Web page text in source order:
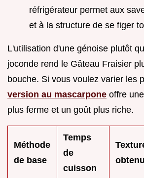
réfrigérateur permet aux
et à la structure de se figer
L'utilisation d'une génoise plutôt
joconde rend le Gâteau Fraisier
bouche. Si vous voulez varier les
version au mascarpone offre
plus ferme et un goût plus riche.
Méthode
de base
Temps
de
cuisson